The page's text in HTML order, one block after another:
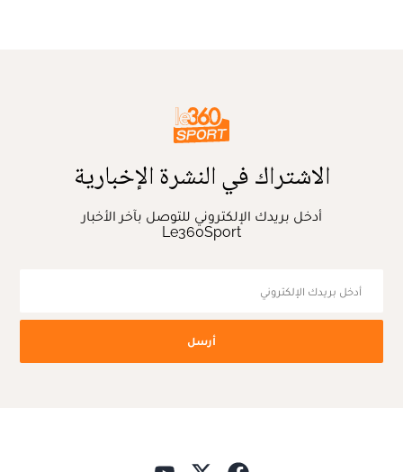
الاشتراك في النشرة الإخبارية
أدخل بريدك الإلكتروني للتوصل بآخر الأخبار
Le360Sport
أرسل